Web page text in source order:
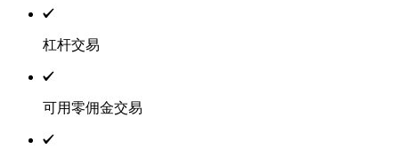
杠杆交易
可用零佣金交易